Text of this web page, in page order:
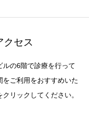
クセス
の6階で診療を行って
ご利用をおすすめいた
リックしてください。